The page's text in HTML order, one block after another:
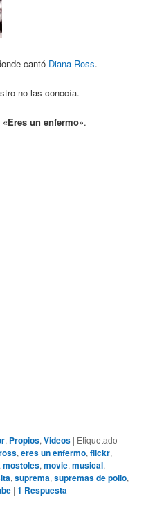
cantó Diana Ross.
no las conocía.
«Eres un enfermo».
, Propios,Videos | Etiquetado
,eres un enfermo,flickr,
,mostoles,movie,musical,
,suprema,supremas de pollo,
|1 Respuesta